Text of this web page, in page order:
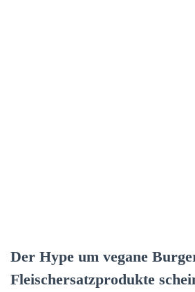
Der Hype um vegane
Fleischersatzprodukte